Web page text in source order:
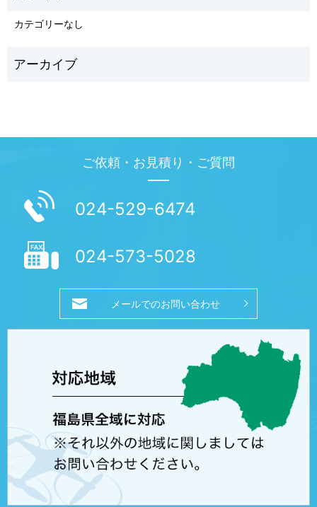
カテゴリーなし
ご依頼・お見積り・ご質問
024-529-6474
024-573-5028
メールでのお問い合わせ